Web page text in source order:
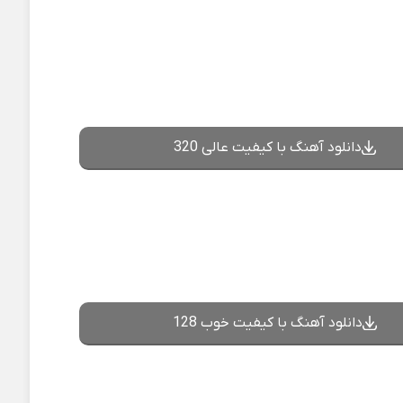
دانلود آهنگ با کیفیت عالی 320
دانلود آهنگ با کیفیت خوب 128